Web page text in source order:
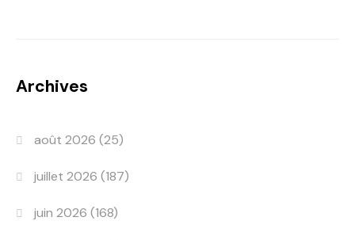
Archives
août 2026 (25)
juillet 2026 (187)
juin 2026 (168)